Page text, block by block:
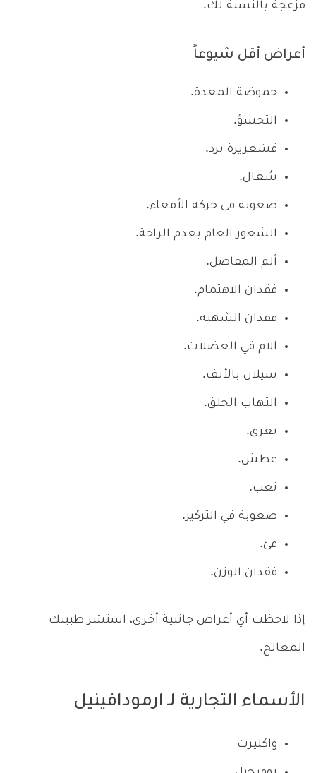
مزعجة بالنسبة لك.
أعراض أقل شيوعاً
حموضة المعدة.
التجشؤ.
قشعريرة برد.
سُعال.
صعوبة في حركة الأمعاء.
الشعور العام بعدم الراحة.
ألم المفاصل.
فقدان الاهتمام.
فقدان الشهية.
آلام في العضلات.
سيلان بالأنف.
التهاب الحلق.
تعرق.
عطش.
تعب.
صعوبة في التركيز.
قئ.
فقدان الوزن.
إذا لاحظت أي أعراض جانبية أخرى، استشر طبيبك
المعالج.
الأسماء التجارية لـ ارمودافينيل
واكليرت